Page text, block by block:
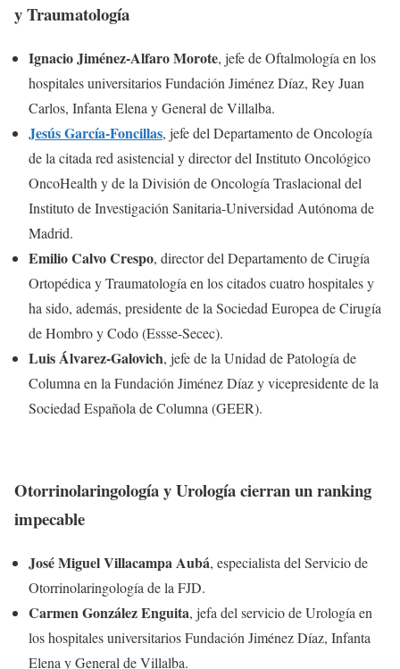
y Traumatología
Ignacio Jiménez-Alfaro Morote, jefe de Oftalmología en los
hospitales universitarios Fundación Jiménez Díaz, Rey Juan
Carlos, Infanta Elena y General de Villalba.
Jesús García-Foncillas, jefe del Departamento de Oncología
de la citada red asistencial y director del Instituto Oncológico
OncoHealth y de la División de Oncología Traslacional del
Instituto de Investigación Sanitaria-Universidad Autónoma de
Madrid.
Emilio Calvo Crespo, director del Departamento de Cirugía
Ortopédica y Traumatología en los citados cuatro hospitales y
ha sido, además, presidente de la Sociedad Europea de Cirugía
de Hombro y Codo (Essse-Secec).
Luis Álvarez-Galovich, jefe de la Unidad de Patología de
Columna en la Fundación Jiménez Díaz y vicepresidente de la
Sociedad Española de Columna (GEER).
Otorrinolaringología y Urología cierran un ranking
impecable
José Miguel Villacampa Aubá, especialista del Servicio de
Otorrinolaringología de la FJD.
Carmen González Enguita, jefa del servicio de Urología en
los hospitales universitarios Fundación Jiménez Díaz, Infanta
Elena y General de Villalba.